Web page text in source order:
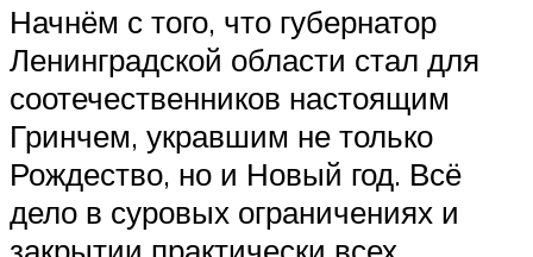
Начнём с того, что губернатор
Ленинградской области стал для
соотечественников настоящим
Гринчем, укравшим не только
Рождество, но и Новый год. Всё
дело в суровых ограничениях и